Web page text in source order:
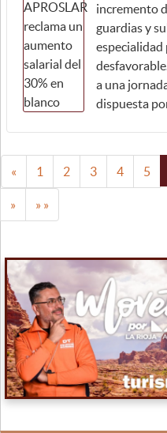
incremento
guardias y
especialidad
a una
dispuesta
« 1 2 3 4 5
» » »